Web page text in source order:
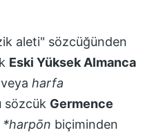
aleti" sözcüğünden
Eski Yüksek Almanca
veya harfa
sözcük Germence
*harpōn biçiminden